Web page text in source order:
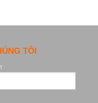
TÔI